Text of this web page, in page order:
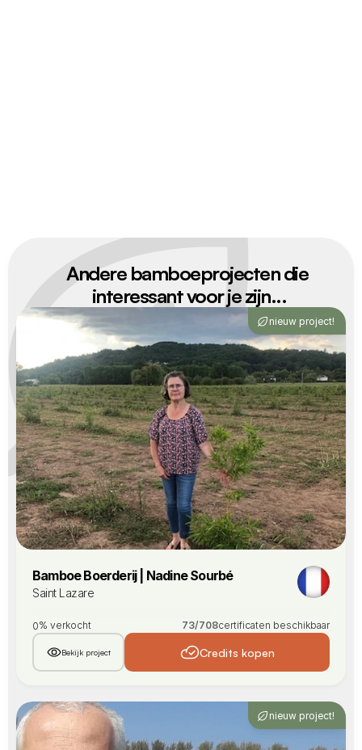
Andere bamboeprojecten die
interessant voor je zijn...
nieuw project!
Bamboe Boerderij | Nadine Sourbé
Saint Lazare
0% verkocht 73/708certificaten beschikbaar
Bekijk project Credits kopen
nieuw project!